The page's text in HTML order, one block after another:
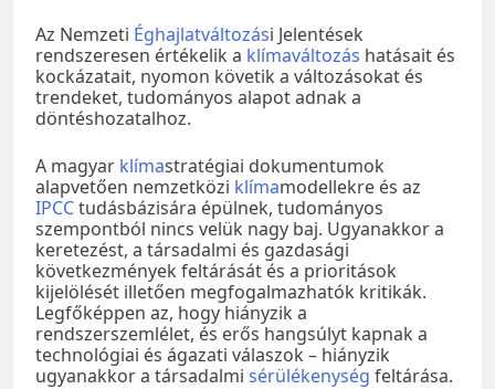
Az Nemzeti Éghajlatváltozási Jelentések
rendszeresen értékelik a klímaváltozás hatásait és
kockázatait, nyomon követik a változásokat és
trendeket, tudományos alapot adnak a
döntéshozatalhoz.
A magyar klímastratégiai dokumentumok
alapvetően nemzetközi klímamodellekre és az
IPCCtudásbázisára épülnek, tudományos
szempontból nincs velük nagy baj. Ugyanakkor a
keretezést, a társadalmi és gazdasági
következmények feltárását és a prioritások
kijelölését illetően megfogalmazhatók kritikák.
Legfőképpen az, hogy hiányzik a
rendszerszemlélet, és erős hangsúlyt kapnak a
technológiai és ágazati válaszok – hiányzik
ugyanakkor a társadalmi sérülékenység feltárása.